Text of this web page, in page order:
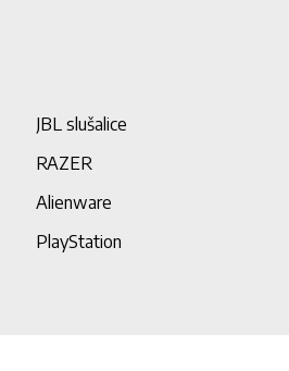
JBL slušalice
RAZER
Alienware
PlayStation